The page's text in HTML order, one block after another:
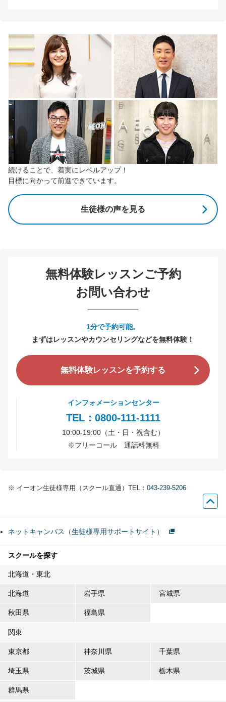
続けることで、着実にレベルアップ！
目標に向かって前進できています。
生徒様の声を見る
無料体験レッスンご予約
お問い合わせ
1分で予約可能。
まずはレッスンやカウンセリングなどを無料体験！
無料体験レッスンを予約する
インフォメーションセンター
TEL：0800-111-1111
10:00-19:00（土・日・祝含む）
※フリーコール 通話料無料
※ イーオン生徒様専用（スクール直通）TEL： 043-239-5206
ネットキャンパス（生徒様専用サポートサイト）
スクールを探す
北海道・東北
北海道 岩手県 宮城県
秋田県 福島県
関東
東京都 神奈川県 千葉県
埼玉県 茨城県 栃木県
群馬県